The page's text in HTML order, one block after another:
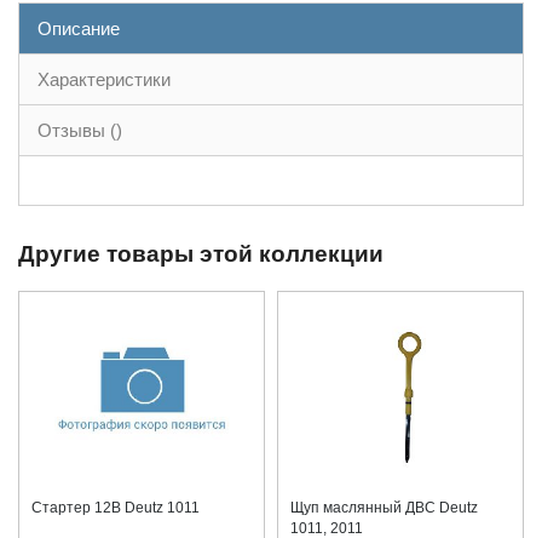
Описание
Характеристики
Отзывы ()
Другие товары этой коллекции
Стартер 12В Deutz 1011
Щуп маслянный ДВС Deutz
1011, 2011